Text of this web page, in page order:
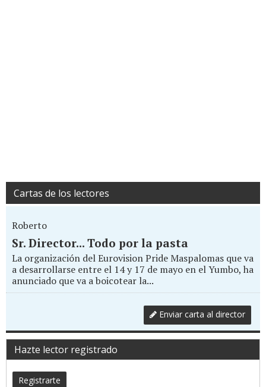
Cartas de los lectores
Roberto
Sr. Director... Todo por la pasta
La organización del Eurovision Pride Maspalomas que va
a desarrollarse entre el 14 y 17 de mayo en el Yumbo, ha
anunciado que va a boicotear la...
Enviar carta al director
Hazte lector registrado
Registrarte